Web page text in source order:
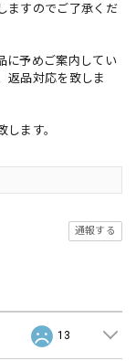
ますのでご了承くだ
に予めご案内してい
返品対応を致しま
ます。
通報する
13